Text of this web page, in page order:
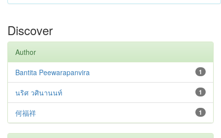
Discover
Author
1
Bantita Peewarapanvira
1
นริศ วศินานนท์
1
何福祥